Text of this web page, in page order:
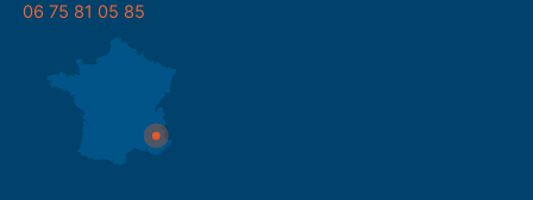
06 75 81 05 85